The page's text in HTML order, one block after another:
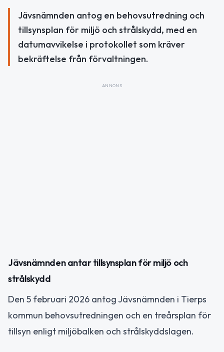
Jävsnämnden antog en behovsutredning och
tillsynsplan för miljö och strålskydd, med en
datumavvikelse i protokollet som kräver
bekräftelse från förvaltningen.
ANNONS
Jävsnämnden antar tillsynsplan för miljö och
strålskydd
Den 5 februari 2026 antog Jävsnämnden i Tierps
kommun behovsutredningen och en treårsplan för
tillsyn enligt miljöbalken och strålskyddslagen.